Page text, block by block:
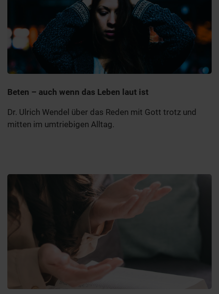
Beten – auch wenn das Leben laut ist
Dr. Ulrich Wendel über das Reden mit Gott trotz und
mitten im umtriebigen Alltag.